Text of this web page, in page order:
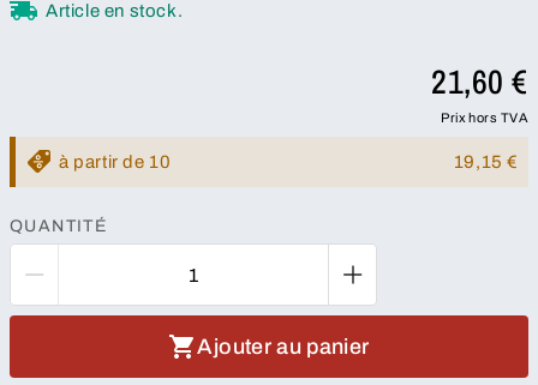
Article en stock.
21,60 €
Prix hors TVA
à partir de 10 19,15 €
QUANTITÉ
Ajouter au panier